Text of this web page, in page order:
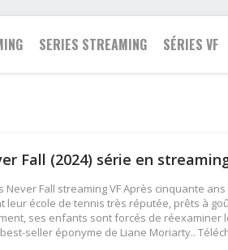
Animation
Biopic
Comédie
SERIES STREAMING
2020
2018
2017
2016
SÉRIES VF
Fall (2024) série en
Never Fall streaming VF Après cinquante
leur école de tennis très réputée, prêts à
ses enfants sont forcés de
seller éponyme de Liane Moriarty..